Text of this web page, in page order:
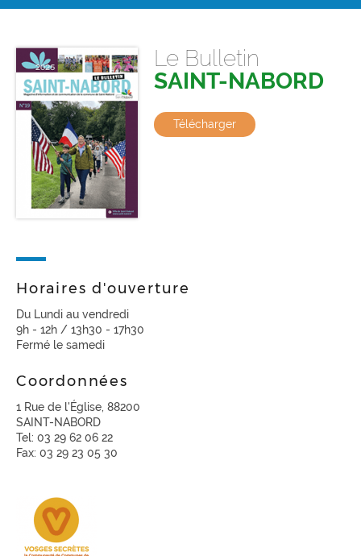
Le Bulletin
SAINT-NABORD
Télécharger
Horaires d'ouverture
Du Lundi au vendredi
9h - 12h / 13h30 - 17h30
Fermé le samedi
Coordonnées
1 Rue de l'Église, 88200
SAINT-NABORD
Tel: 03 29 62 06 22
Fax: 03 29 23 05 30